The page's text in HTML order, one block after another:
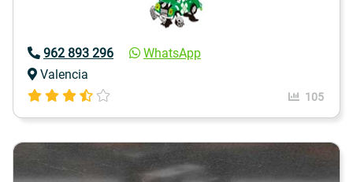
962 893 296
WhatsApp
Valencia
105